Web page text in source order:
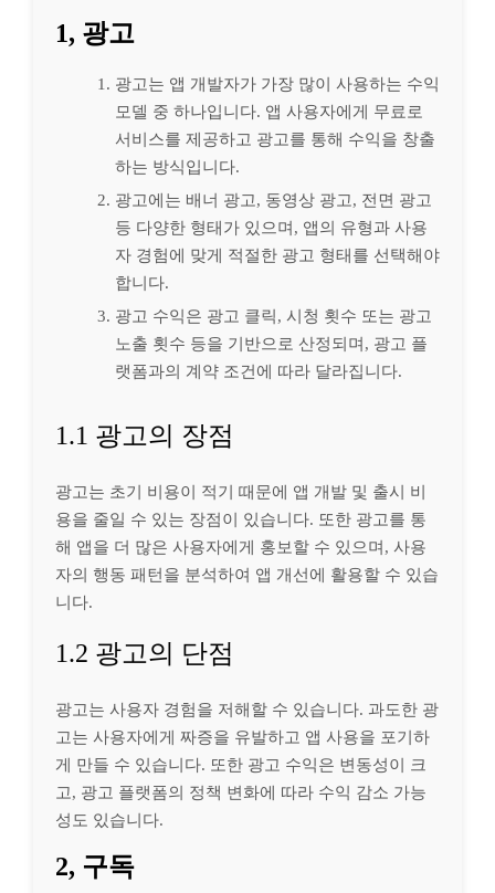
1, 광고
광고는 앱 개발자가 가장 많이 사용하는 수익
모델 중 하나입니다. 앱 사용자에게 무료로
서비스를 제공하고 광고를 통해 수익을 창출
하는 방식입니다.
광고에는 배너 광고, 동영상 광고, 전면 광고
등 다양한 형태가 있으며, 앱의 유형과 사용
자 경험에 맞게 적절한 광고 형태를 선택해야
합니다.
광고 수익은 광고 클릭, 시청 횟수 또는 광고
노출 횟수 등을 기반으로 산정되며, 광고 플
랫폼과의 계약 조건에 따라 달라집니다.
1.1 광고의 장점
광고는 초기 비용이 적기 때문에 앱 개발 및 출시 비
용을 줄일 수 있는 장점이 있습니다. 또한 광고를 통
해 앱을 더 많은 사용자에게 홍보할 수 있으며, 사용
자의 행동 패턴을 분석하여 앱 개선에 활용할 수 있습
니다.
1.2 광고의 단점
광고는 사용자 경험을 저해할 수 있습니다. 과도한 광
고는 사용자에게 짜증을 유발하고 앱 사용을 포기하
게 만들 수 있습니다. 또한 광고 수익은 변동성이 크
고, 광고 플랫폼의 정책 변화에 따라 수익 감소 가능
성도 있습니다.
2, 구독